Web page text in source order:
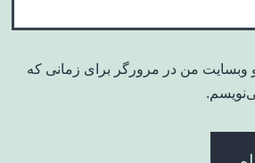
و وبسایت من در مرورگر برای زمانی که